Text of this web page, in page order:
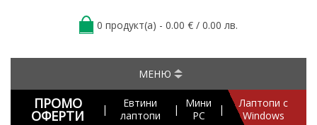
0 продукт(а) - 0.00 € / 0.00 лв.
МЕНЮ
ПРОМО
ОФЕРТИ |
Евтини
лаптопи
|
Мини
PC
|
Лаптопи с
Windows